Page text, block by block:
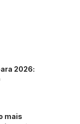
2026:
mais